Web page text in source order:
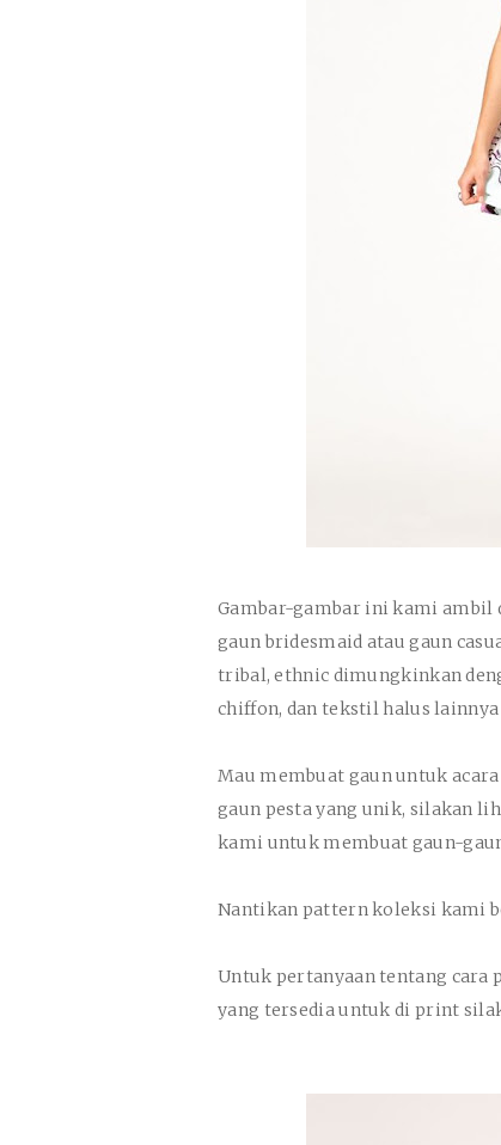
Gambar-gambar ini kami ambil
gaun bridesmaid atau gaun
tribal, ethnic dimungkinkan
chiffon, dan tekstil halus
Mau membuat gaun untuk
gaun pesta yang unik, silakan
kami untuk membuat gaun-
Nantikan pattern koleksi kami
Untuk pertanyaan tentang cara
yang tersedia untuk di print